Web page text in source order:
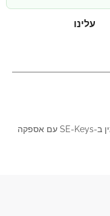
עלינו
Tin Can: Escape Pod Simulator — זמין ב-SE-Keys עם אספקה